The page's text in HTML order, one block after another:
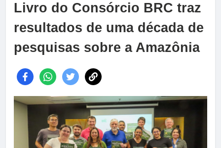
Livro do Consórcio BRC traz
resultados de uma década de
pesquisas sobre a Amazônia